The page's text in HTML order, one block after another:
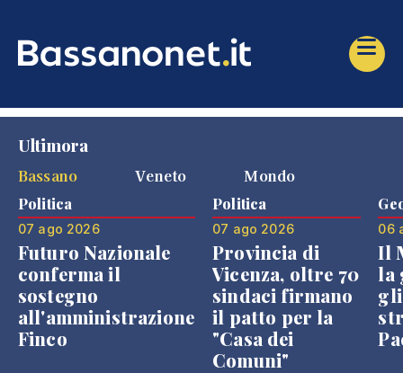
Ultimora
Bassano
Veneto Mondo
Politica
07 ago 2026
Futuro Nazionale
conferma il
sostegno
all'amministrazione
Finco
Politica
07 ago 2026
Provincia di
Vicenza, oltre 70
sindaci firmano
il patto per la
"Casa dei
Comuni"
06
Il
la